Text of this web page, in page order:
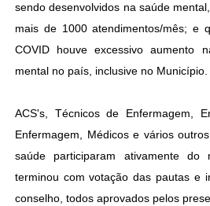
sendo desenvolvidos na saúde
mais de 1000 atendimentos/mês; e
COVID houve excessivo aumento
mental no país, inclusive no Município.
ACS's, Técnicos de Enfermagem,
Enfermagem, Médicos e vários
saúde participaram ativamente do
terminou com votação das pautas e
conselho, todos aprovados pelos